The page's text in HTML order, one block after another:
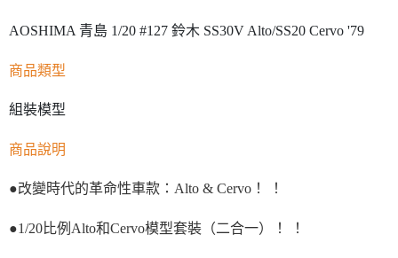
AOSHIMA 青島 1/20 #127 鈴木 SS30V Alto/SS20 Cervo '79
商品類型
組裝模型
商品說明
●改變時代的革命性車款：Alto & Cervo！ ！
●1/20比例Alto和Cervo模型套裝（二合一）！ ！